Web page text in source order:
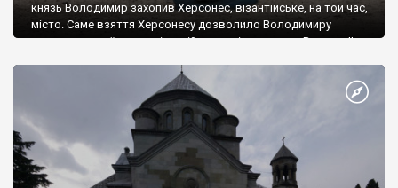
князь Володимир захопив Херсонес, візантійське, на той час,
місто. Саме взяття Херсонесу дозволило Володимиру
диктувати свої умови візантійському імператору Василю ІІ, та
Херсонесі Володимир-язичник, став Василем-християнином.
А потім було Хрещення Русі. На честь Херсонесу Таврійського